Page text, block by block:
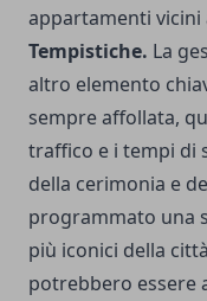
appartamenti
Tempistiche. La
altro elemento
sempre affollata,
traffico e i tempi di
della cerimonia e
programmato una
più iconici della
potrebbero